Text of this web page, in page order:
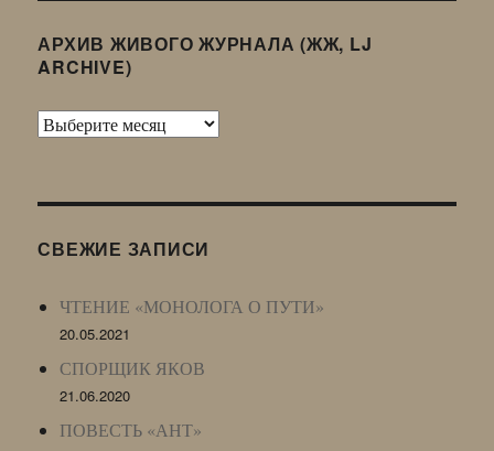
АРХИВ ЖИВОГО ЖУРНАЛА (ЖЖ, LJ
ARCHIVE)
Архив
LJ
СВЕЖИЕ ЗАПИСИ
ЧТЕНИЕ «МОНОЛОГА О ПУТИ»
20.05.2021
СПОРЩИК ЯКОВ
21.06.2020
ПОВЕСТЬ «АНТ»